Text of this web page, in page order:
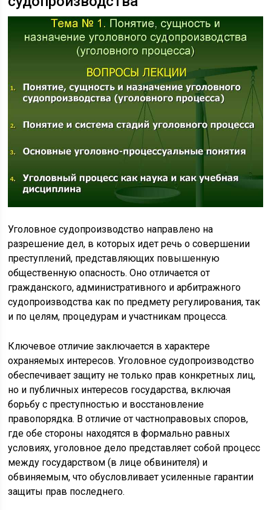
Уголовное судопроизводство направлено на
разрешение дел, в которых идет речь о совершении
преступлений, представляющих повышенную
общественную опасность. Оно отличается от
гражданского, административного и арбитражного
судопроизводства как по предмету регулирования, так
и по целям, процедурам и участникам процесса.
Ключевое отличие заключается в характере
охраняемых интересов. Уголовное судопроизводство
обеспечивает защиту не только прав конкретных лиц,
но и публичных интересов государства, включая
борьбу с преступностью и восстановление
правопорядка. В отличие от частноправовых споров,
где обе стороны находятся в формально равных
условиях, уголовное дело представляет собой процесс
между государством (в лице обвинителя) и
обвиняемым, что обусловливает усиленные гарантии
защиты прав последнего.